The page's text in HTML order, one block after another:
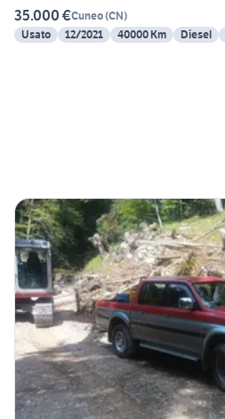
35.000 €Cuneo(CN)
Usato
12/2021 40000 Km Diesel